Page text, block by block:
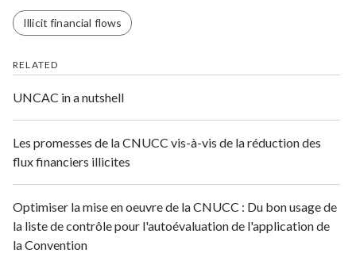
Illicit financial flows
RELATED
UNCAC in a nutshell
Les promesses de la CNUCC vis-à-vis de la réduction des
flux financiers illicites
Optimiser la mise en oeuvre de la CNUCC : Du bon usage de
la liste de contrôle pour l'autoévaluation de l'application de
la Convention